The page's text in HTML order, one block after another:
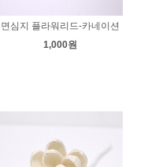
면심지 플라워리드-카네이션
1,000원